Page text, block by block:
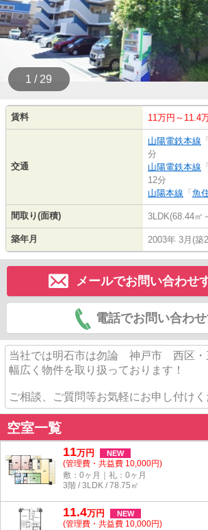
1 / 29
賃料 11万円～11.4
交通
山陽電鉄本線 「
分
山陽電鉄本線 「
12分
山陽本線 「 魚
間取り(面積) 3LDK(68.44㎡
築年月 2003年 3月(築
メールでお問い合わせ
電話でお問い合わ
当社では明石市は勿論 神戸市 西区・
幅広く物件を取り扱っております！
ご相談、ご質問等お気軽にお申し付けく
空室一覧
11万円 NEW
(管理費・共益費 10,000円)
敷：0ヶ月｜礼：0ヶ月
3階 / 3LDK / 78.75㎡
11.4万円 NEW
(管理費・共益費 10,000円)